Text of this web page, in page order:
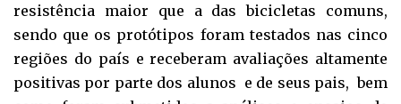
resistência maior que a das bicicletas comuns,
sendo que os protótipos foram testados nas cinco
regiões do país e receberam avaliações altamente
positivas por parte dos alunos e de seus pais, bem